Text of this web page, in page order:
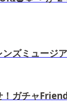
ンズミュージ
！ガチャ